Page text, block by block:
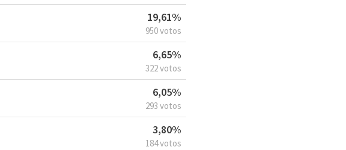
19,61%
950 votos
6,65%
322 votos
6,05%
293 votos
3,80%
184 votos